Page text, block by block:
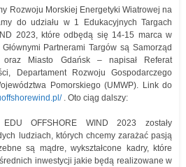
Rozwoju Morskiej Energetyki Wiatrowej na
do udziału w 1 Edukacyjnych Targach
2023, które odbędą się 14-15 marca w
Partnerami Targów są Samorząd
oraz Miasto Gdańsk – napisał Referat
Departament Rozwoju Gospodarczego
Pomorskiego (UMWP). Link do
. Oto ciąg dalszy:
OFFSHORE WIND 2023 zostały
ludziach, których chcemy zarażać pasją
są mądre, wykształcone kadry, które
inwestycji jakie będą realizowane w